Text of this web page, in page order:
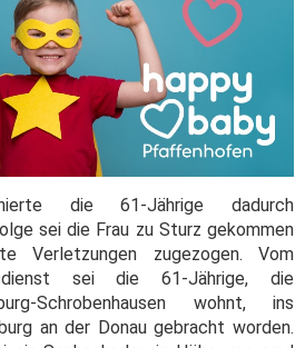
die 61-Jährige dadurch
sei die Frau zu Sturz gekommen
Verletzungen zugezogen. Vom
sei die 61-Jährige, die
Schrobenhausen wohnt, ins
an der Donau gebracht worden.